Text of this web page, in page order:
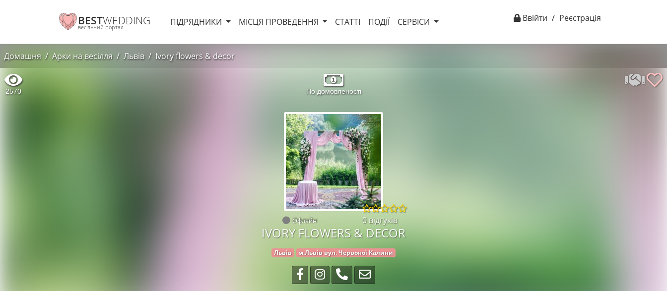
BESTWEDDING
весільний портал ПІДРЯДНИКИ МІСЦЯ ПРОВЕДЕННЯ СТАТТІ ПОДІЇ СЕРВІСИ Ввійти / Реєстрація
Домашня Арки на весілля Львів Ivory flowers & decor
2570 По домовленості
Офлайн 0 відгуків
IVORY FLOWERS & DECOR
Львів м.Львів вул. Червоної Калини